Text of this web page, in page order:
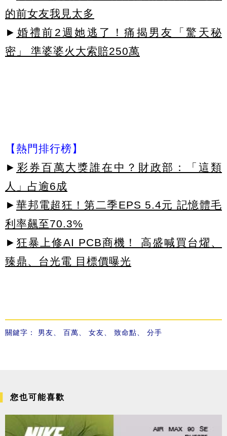
的前女友我見太多
► 婚禮前2週她逃了！痛揭男友「驚天秘
密」 準婆婆火大索賠250萬
【熱門排行榜】
► 彩券百萬大獎誰在中？財政部：「這類
人」占逾6成
► 華邦電超狂！第二季EPS 5.4元 記憶體毛
利率飆至70.3%
► 狂暴上修AI PCB商機！ 高盛喊買台燿、
臻鼎、台光電 目標價曝光
關鍵字： 男友 百萬 女友 致命點 分手
您也可能喜歡